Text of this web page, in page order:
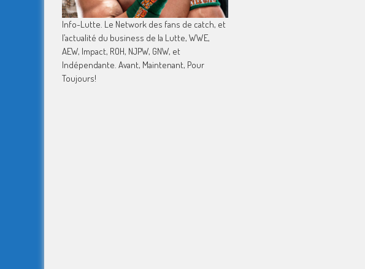
Info-Lutte. Le Network des fans de catch, et
l’actualité du business de la Lutte, WWE,
AEW, Impact, ROH, NJPW, GNW, et
Indépendante. Avant, Maintenant, Pour
Toujours!